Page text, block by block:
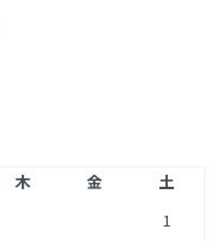
木 金
土
1